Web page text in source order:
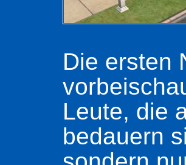
Die ersten
Leute, die
bedauern